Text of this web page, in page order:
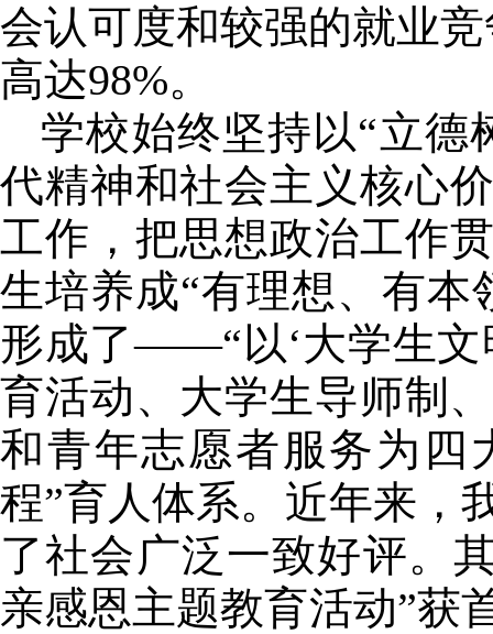
会认可度和较强的就业
高达98%。
学校始终坚持以“立德
代精神和社会主义核心
工作，把思想政治工作
生培养成“有理想、有本
形成了——“以‘大学生文
育活动、大学生导师制
和青年志愿者服务为四
程”育人体系。近年来，
了社会广泛一致好评。
亲感恩主题教育活动”获